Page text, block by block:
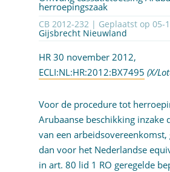
herroepingszaak
CB 2012-232 | Geplaatst op 05-
Gijsbrecht Nieuwland
HR 30 november 2012,
ECLI:NL:HR:2012:BX7495 (X/
Voor de procedure tot
Arubaanse beschikking inzake
van een arbeidsovereenkomst,
dan voor het Nederlandse
in art. 80 lid 1 RO geregelde